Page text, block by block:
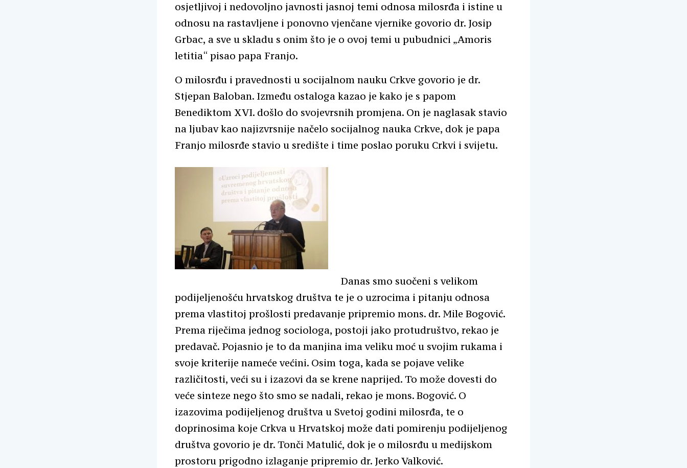
osjetljivoj i nedovoljno javnosti jasnoj temi odnosa milosrđa i istine u
odnosu na rastavljene i ponovno vjenčane vjernike govorio dr. Josip
Grbac, a sve u skladu s onim što je o ovoj temi u pubudnici „Amoris
letitia“ pisao papa Franjo.
O milosrđu i pravednosti u socijalnom nauku Crkve govorio je dr.
Stjepan Baloban. Između ostaloga kazao je kako je s papom
Benediktom XVI. došlo do svojevrsnih promjena. On je naglasak stavio
na ljubav kao najizvrsnije načelo socijalnog nauka Crkve, dok je papa
Franjo milosrđe stavio u središte i time poslao poruku Crkvi i svijetu.
Danas smo suočeni s velikom
podijeljenošću hrvatskog društva te je o uzrocima i pitanju odnosa
prema vlastitoj prošlosti predavanje pripremio mons. dr. Mile Bogović.
Prema riječima jednog sociologa, postoji jako protudruštvo, rekao je
predavač. Pojasnio je to da manjina ima veliku moć u svojim rukama i
svoje kriterije nameće većini. Osim toga, kada se pojave velike
različitosti, veći su i izazovi da se krene naprijed. To može dovesti do
veće sinteze nego što smo se nadali, rekao je mons. Bogović. O
izazovima podijeljenog društva u Svetoj godini milosrđa, te o
doprinosima koje Crkva u Hrvatskoj može dati pomirenju podijeljenog
društva govorio je dr. Tonči Matulić, dok je o milosrđu u medijskom
prostoru prigodno izlaganje pripremio dr. Jerko Valković.